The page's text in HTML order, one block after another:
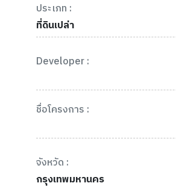
ประเภท :
ที่ดินเปล่า
Developer :
ชื่อโครงการ :
จังหวัด :
กรุงเทพมหานคร